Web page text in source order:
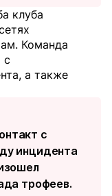
клуба
Команда
с
а также
с
инцидента
трофеев.